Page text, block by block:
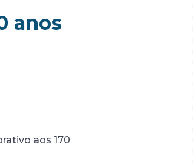
anos
aos 170